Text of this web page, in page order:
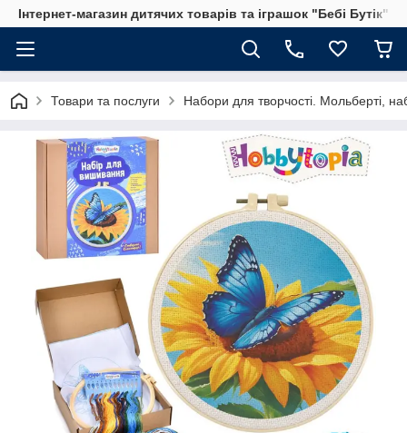
Інтернет-магазин дитячих товарів та іграшок "Бебі Бутік"
Товари та послуги Набори для творчості. Мольберті,